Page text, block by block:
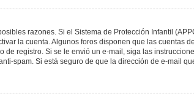
razones. Si el Sistema de Protección Infantil
la cuenta. Algunos foros disponen que las cuentas
registro. Si se le envió un e-mail, siga las
spam. Si está seguro de que la dirección de e-mail